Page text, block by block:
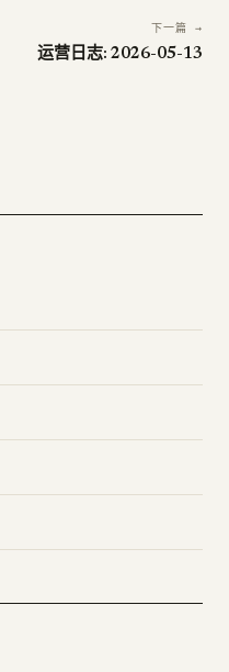
下一篇 →
运营日志: 2026-05-13